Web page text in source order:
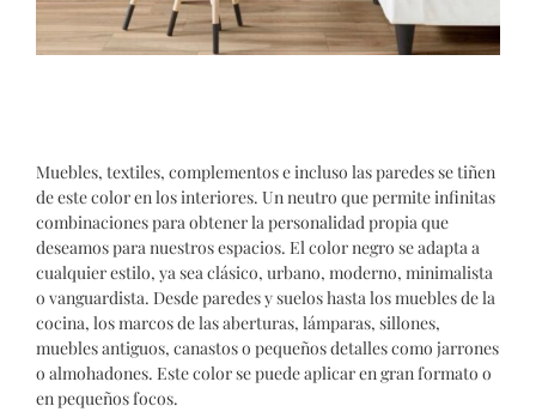
Muebles, textiles, complementos e incluso las paredes se tiñen
de este color en los interiores. Un neutro que permite infinitas
combinaciones para obtener la personalidad propia que
deseamos para nuestros espacios. El color negro se adapta a
cualquier estilo, ya sea clásico, urbano, moderno, minimalista
o vanguardista. Desde paredes y suelos hasta los muebles de la
cocina, los marcos de las aberturas, lámparas, sillones,
muebles antiguos, canastos o pequeños detalles como jarrones
o almohadones. Este color se puede aplicar en gran formato o
en pequeños focos.